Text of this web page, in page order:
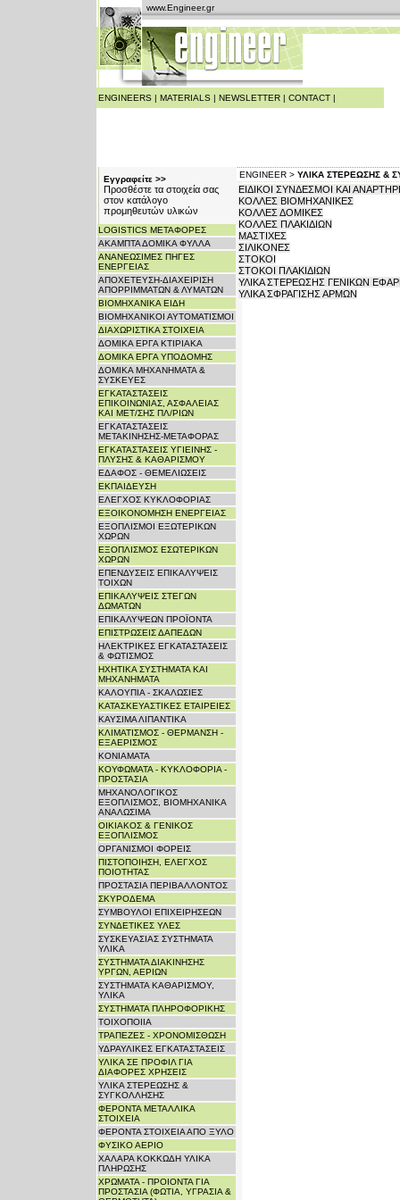
www.Engineer.gr
ENGINEERS | MATERIALS | NEWSLETTER | CONTACT |
Εγγραφείτε >>
Προσθέστε τα στοιχεία σας
στον κατάλογο
προμηθευτών υλικών
LOGISTICS ΜΕΤΑΦΟΡΕΣ
ΑΚΑΜΠΤΑ ΔΟΜΙΚΑ ΦΥΛΛΑ
ΑΝΑΝΕΩΣΙΜΕΣ ΠΗΓΕΣ
ΕΝΕΡΓΕΙΑΣ
ΑΠΟΧΕΤΕΥΣΗ-ΔΙΑΧΕΙΡΙΣΗ
ΑΠΟΡΡΙΜΜΑΤΩΝ & ΛΥΜΑΤΩΝ
ΒΙΟΜΗΧΑΝΙΚΑ ΕΙΔΗ
ΒΙΟΜΗΧΑΝΙΚΟΙ ΑΥΤΟΜΑΤΙΣΜΟΙ
ΔΙΑΧΩΡΙΣΤΙΚΑ ΣΤΟΙΧΕΙΑ
ΔΟΜΙΚΑ ΕΡΓΑ ΚΤΙΡΙΑΚΑ
ΔΟΜΙΚΑ ΕΡΓΑ ΥΠΟΔΟΜΗΣ
ΔΟΜΙΚΑ ΜΗΧΑΝΗΜΑΤΑ &
ΣΥΣΚΕΥΕΣ
ΕΓΚΑΤΑΣΤΑΣΕΙΣ
ΕΠΙΚΟΙΝΩΝΙΑΣ, ΑΣΦΑΛΕΙΑΣ
ΚΑΙ ΜΕΤ/ΣΗΣ ΠΛ/ΡΙΩΝ
ΕΓΚΑΤΑΣΤΑΣΕΙΣ
ΜΕΤΑΚΙΝΗΣΗΣ-ΜΕΤΑΦΟΡΑΣ
ΕΓΚΑΤΑΣΤΑΣΕΙΣ ΥΓΙΕΙΝΗΣ -
ΠΛΥΣΗΣ & ΚΑΘΑΡΙΣΜΟΥ
ΕΔΑΦΟΣ - ΘΕΜΕΛΙΩΣΕΙΣ
ΕΚΠΑΙΔΕΥΣΗ
ΕΛΕΓΧΟΣ ΚΥΚΛΟΦΟΡΙΑΣ
ΕΞΟΙΚΟΝΟΜΗΣΗ ΕΝΕΡΓΕΙΑΣ
ΕΞΟΠΛΙΣΜΟΙ ΕΞΩΤΕΡΙΚΩΝ
ΧΩΡΩΝ
ΕΞΟΠΛΙΣΜΟΣ ΕΣΩΤΕΡΙΚΩΝ
ΧΩΡΩΝ
ΕΠΕΝΔΥΣΕΙΣ ΕΠΙΚΑΛΥΨΕΙΣ
ΤΟΙΧΩΝ
ΕΠΙΚΑΛΥΨΕΙΣ ΣΤΕΓΩΝ
ΔΩΜΑΤΩΝ
ΕΠΙΚΑΛΥΨΕΩΝ ΠΡΟΪΟΝΤΑ
ΕΠΙΣΤΡΩΣΕΙΣ ΔΑΠΕΔΩΝ
ΗΛΕΚΤΡΙΚΕΣ ΕΓΚΑΤΑΣΤΑΣΕΙΣ
& ΦΩΤΙΣΜΟΣ
ΗΧΗΤΙΚΑ ΣΥΣΤΗΜΑΤΑ ΚΑΙ
ΜΗΧΑΝΗΜΑΤΑ
ΚΑΛΟΥΠΙΑ - ΣΚΑΛΩΣΙΕΣ
ΚΑΤΑΣΚΕΥΑΣΤΙΚΕΣ ΕΤΑΙΡΕΙΕΣ
ΚΑΥΣΙΜΑ ΛΙΠΑΝΤΙΚΑ
ΚΛΙΜΑΤΙΣΜΟΣ - ΘΕΡΜΑΝΣΗ -
ΕΞΑΕΡΙΣΜΟΣ
ΚΟΝΙΑΜΑΤΑ
ΚΟΥΦΩΜΑΤΑ - ΚΥΚΛΟΦΟΡΙΑ -
ΠΡΟΣΤΑΣΙΑ
ΜΗΧΑΝΟΛΟΓΙΚΟΣ
ΕΞΟΠΛΙΣΜΟΣ, ΒΙΟΜΗΧΑΝΙΚΑ
ΑΝΑΛΩΣΙΜΑ
ΟΙΚΙΑΚΟΣ & ΓΕΝΙΚΟΣ
ΕΞΟΠΛΙΣΜΟΣ
ΟΡΓΑΝΙΣΜΟΙ ΦΟΡΕΙΣ
ΠΙΣΤΟΠΟΙΗΣΗ, ΕΛΕΓΧΟΣ
ΠΟΙΟΤΗΤΑΣ
ΠΡΟΣΤΑΣΙΑ ΠΕΡΙΒΑΛΛΟΝΤΟΣ
ΣΚΥΡΟΔΕΜΑ
ΣΥΜΒΟΥΛΟΙ ΕΠΙΧΕΙΡΗΣΕΩΝ
ΣΥΝΔΕΤΙΚΕΣ ΥΛΕΣ
ΣΥΣΚΕΥΑΣΙΑΣ ΣΥΣΤΗΜΑΤΑ
ΥΛΙΚΑ
ΣΥΣΤΗΜΑΤΑ ΔΙΑΚΙΝΗΣΗΣ
ΥΡΓΩΝ, ΑΕΡΙΩΝ
ΣΥΣΤΗΜΑΤΑ ΚΑΘΑΡΙΣΜΟΥ,
ΥΛΙΚΑ
ΣΥΣΤΗΜΑΤΑ ΠΛΗΡΟΦΟΡΙΚΗΣ
ΤΟΙΧΟΠΟΙΙΑ
ΤΡΑΠΕΖΕΣ - ΧΡΟΝΟΜΙΣΘΩΣΗ
ΥΔΡΑΥΛΙΚΕΣ ΕΓΚΑΤΑΣΤΑΣΕΙΣ
ΥΛΙΚΑ ΣΕ ΠΡΟΦΙΛ ΓΙΑ
ΔΙΑΦΟΡΕΣ ΧΡΗΣΕΙΣ
ΥΛΙΚΑ ΣΤΕΡΕΩΣΗΣ &
ΣΥΓΚΟΛΛΗΣΗΣ
ΦΕΡΟΝΤΑ ΜΕΤΑΛΛΙΚΑ
ΣΤΟΙΧΕΙΑ
ΦΕΡΟΝΤΑ ΣΤΟΙΧΕΙΑ ΑΠΟ ΞΥΛΟ
ΦΥΣΙΚΟ ΑΕΡΙΟ
ΧΑΛΑΡΑ ΚΟΚΚΩΔΗ ΥΛΙΚΑ
ΠΛΗΡΩΣΗΣ
ΧΡΩΜΑΤΑ - ΠΡΟΙΟΝΤΑ ΓΙΑ
ΠΡΟΣΤΑΣΙΑ (ΦΩΤΙΑ, ΥΓΡΑΣΙΑ &
ENGINEER > ΥΛΙΚΑ ΣΤΕΡΕΩΣΗΣ &
ΕΙΔΙΚΟΙ ΣΥΝΔΕΣΜΟΙ ΚΑΙ
ΚΟΛΛΕΣ ΒΙΟΜΗΧΑΝΙΚΕΣ
ΚΟΛΛΕΣ ΔΟΜΙΚΕΣ
ΚΟΛΛΕΣ ΠΛΑΚΙΔΙΩΝ
ΜΑΣΤΙΧΕΣ
ΣΙΛΙΚΟΝΕΣ
ΣΤΟΚΟΙ
ΣΤΟΚΟΙ ΠΛΑΚΙΔΙΩΝ
ΥΛΙΚΑ ΣΤΕΡΕΩΣΗΣ ΓΕΝΙΚΩΝ
ΥΛΙΚΑ ΣΦΡΑΓΙΣΗΣ ΑΡΜΩΝ